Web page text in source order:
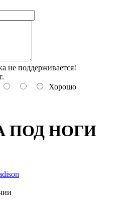
не поддерживается!
Хорошо
ПОД НОГИ